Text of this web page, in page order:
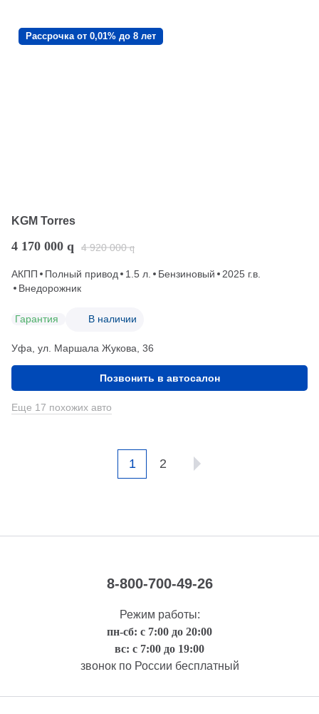
Рассрочка от 0,01% до 8 лет
KGM Torres
4 170 000 q 4 920 000 q
АКПП Полный привод 1.5 л. Бензиновый
2025 г.в.
Внедорожник
Гарантия В наличии
Уфа, ул. Маршала Жукова, 36
Позвонить в автосалон
Еще 17 похожих авто
1 2
8-800-700-49-26
Режим работы:
пн-сб: с 7:00 до 20:00
вс: с 7:00 до 19:00
звонок по России бесплатный